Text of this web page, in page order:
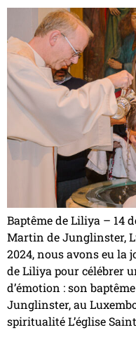
Baptême de Liliya – 14
Martin de Junglinster,
2024, nous avons eu la
de Liliya pour célébrer
d’émotion : son
Junglinster, au
spiritualité L’église